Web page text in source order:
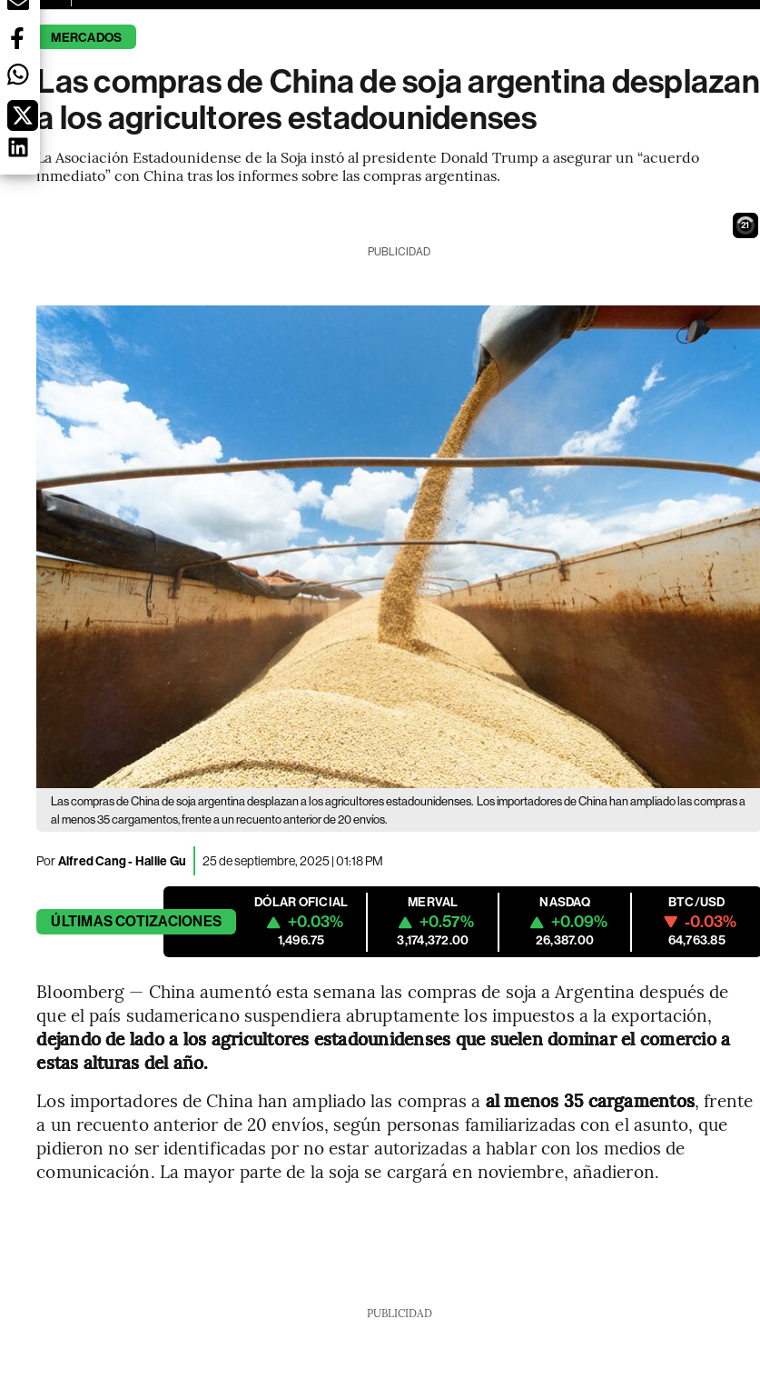
MERCADOS
Las compras de China de soja argentina desplazan
a los agricultores estadounidenses
La Asociación Estadounidense de la Soja instó al presidente Donald Trump a asegurar un “acuerdo
inmediato” con China tras los informes sobre las compras argentinas.
20
PUBLICIDAD
Las compras de China de soja argentina desplazan a los agricultores estadounidenses. Los importadores de China han ampliado las compras a
al menos 35 cargamentos, frente a un recuento anterior de 20 envíos.
PorAlfred Cang - Hallie Gu 25 de septiembre, 2025 | 01:18 PM
ÚLTIMASCOTIZACIONES
DÓLAR OFICIAL
+0.03%
1,496.75
MERVAL
+0.57%
3,174,372.00
NASDAQ
+0.09%
26,387.00
BTC/USD
-0.03%
64,763.85
Bloomberg — China aumentó esta semana las compras de soja a Argentina después de
que el país sudamericano suspendiera abruptamente los impuestos a la exportación,
dejando de lado a los agricultores estadounidenses que suelen dominar el comercio a
estas alturas del año.
Los importadores de China han ampliado las compras a al menos 35 cargamentos, frente
a un recuento anterior de 20 envíos, según personas familiarizadas con el asunto, que
pidieron no ser identificadas por no estar autorizadas a hablar con los medios de
comunicación. La mayor parte de la soja se cargará en noviembre, añadieron.
PUBLICIDAD